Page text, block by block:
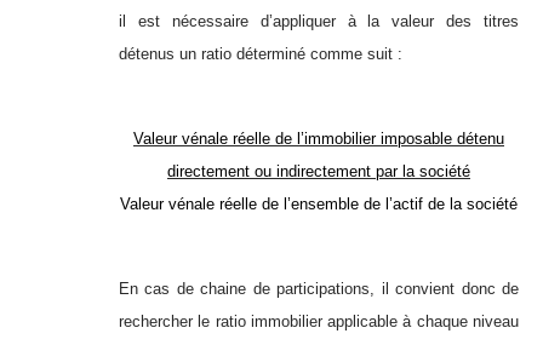
il est nécessaire d’appliquer à la valeur des titres
détenus un ratio déterminé comme suit :
Valeur vénale réelle de l’immobilier imposable détenu
directement ou indirectement par la société
Valeur vénale réelle de l’ensemble de l’actif de la société
En cas de chaine de participations, il convient donc de
rechercher le ratio immobilier applicable à chaque niveau